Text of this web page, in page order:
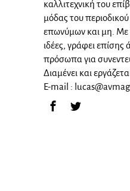
καλλιτεχνική του
μόδας του
επωνύμων και μη. Με
ιδέες, γράφει
πρόσωπα για
Διαμένει και
E-mail :